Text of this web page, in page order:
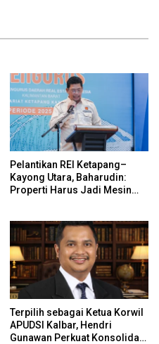
Pelantikan REI Ketapang–
Kayong Utara, Baharudin:
Properti Harus Jadi Mesin
Terpilih sebagai Ketua Korwil
APUDSI Kalbar, Hendri
Gunawan Perkuat Konsolidasi